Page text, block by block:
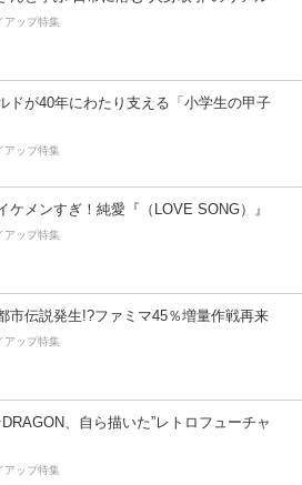
アップ特集
ドが40年にわたり支える「小学生の甲子
アップ特集
ケメンすぎ！純愛『（LOVE SONG）』
アップ特集
市伝説発生!?ファミマ45％増量作戦再来
アップ特集
、自ら描いた”レトロフューチャ
アップ特集